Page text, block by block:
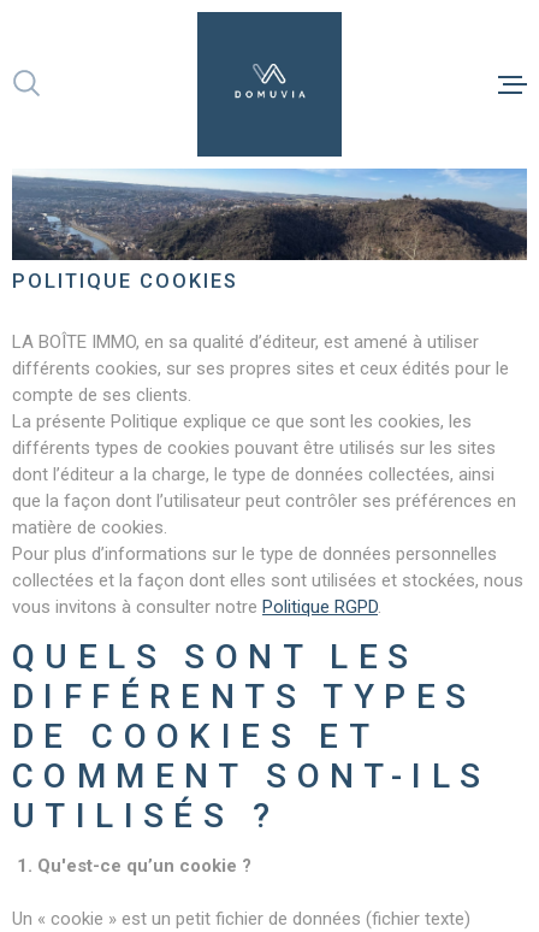
recherche
menu
principal
contenu
LOUER
ESTIMER
CONTACT
POLITIQUE COOKIES
LA BOÎTE IMMO, en sa qualité d’éditeur, est amené à utiliser
différents cookies, sur ses propres sites et ceux édités pour le
compte de ses clients.
La présente Politique explique ce que sont les cookies, les
différents types de cookies pouvant être utilisés sur les sites
dont l’éditeur a la charge, le type de données collectées, ainsi
que la façon dont l’utilisateur peut contrôler ses préférences en
matière de cookies.
Pour plus d’informations sur le type de données personnelles
collectées et la façon dont elles sont utilisées et stockées, nous
vous invitons à consulter notre Politique RGPD.
QUELS SONT LES
DIFFÉRENTS TYPES
DE COOKIES ET
COMMENT SONT-ILS
UTILISÉS ?
1. Qu'est-ce qu’un cookie ?
Un « cookie » est un petit fichier de données (fichier texte)